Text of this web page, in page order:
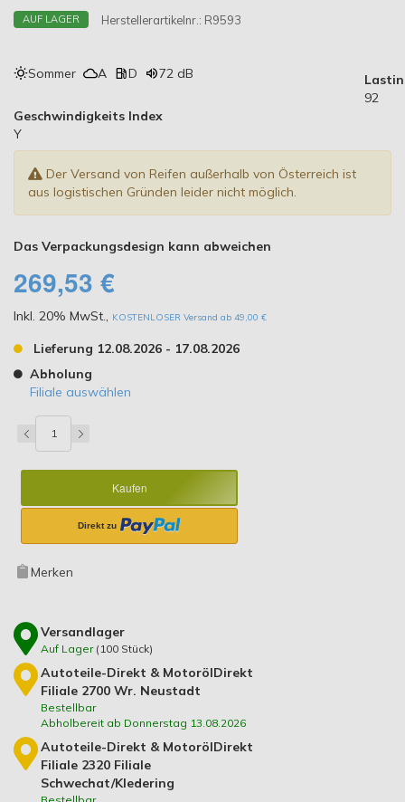
AUF LAGER Herstellerartikelnr.: R9593
Sommer A D 72 dB
92
Geschwindigkeits Index
Y
Der Versand von Reifen außerhalb von Österreich ist
aus logistischen Gründen leider nicht möglich.
Das Verpackungsdesign kann abweichen
269,53 €
Inkl. 20% MwSt., KOSTENLOSER Versand ab 49,00 €
Lieferung 12.08.2026 - 17.08.2026
Abholung
Filiale auswählen
Kaufen
Merken
Versandlager
Auf Lager ( 100 Stück)
Autoteile-Direkt & MotorölDirekt
Filiale 2700 Wr. Neustadt
Bestellbar
Abholbereit ab Donnerstag 13.08.2026
Autoteile-Direkt & MotorölDirekt
Filiale 2320 Filiale
Schwechat/Kledering